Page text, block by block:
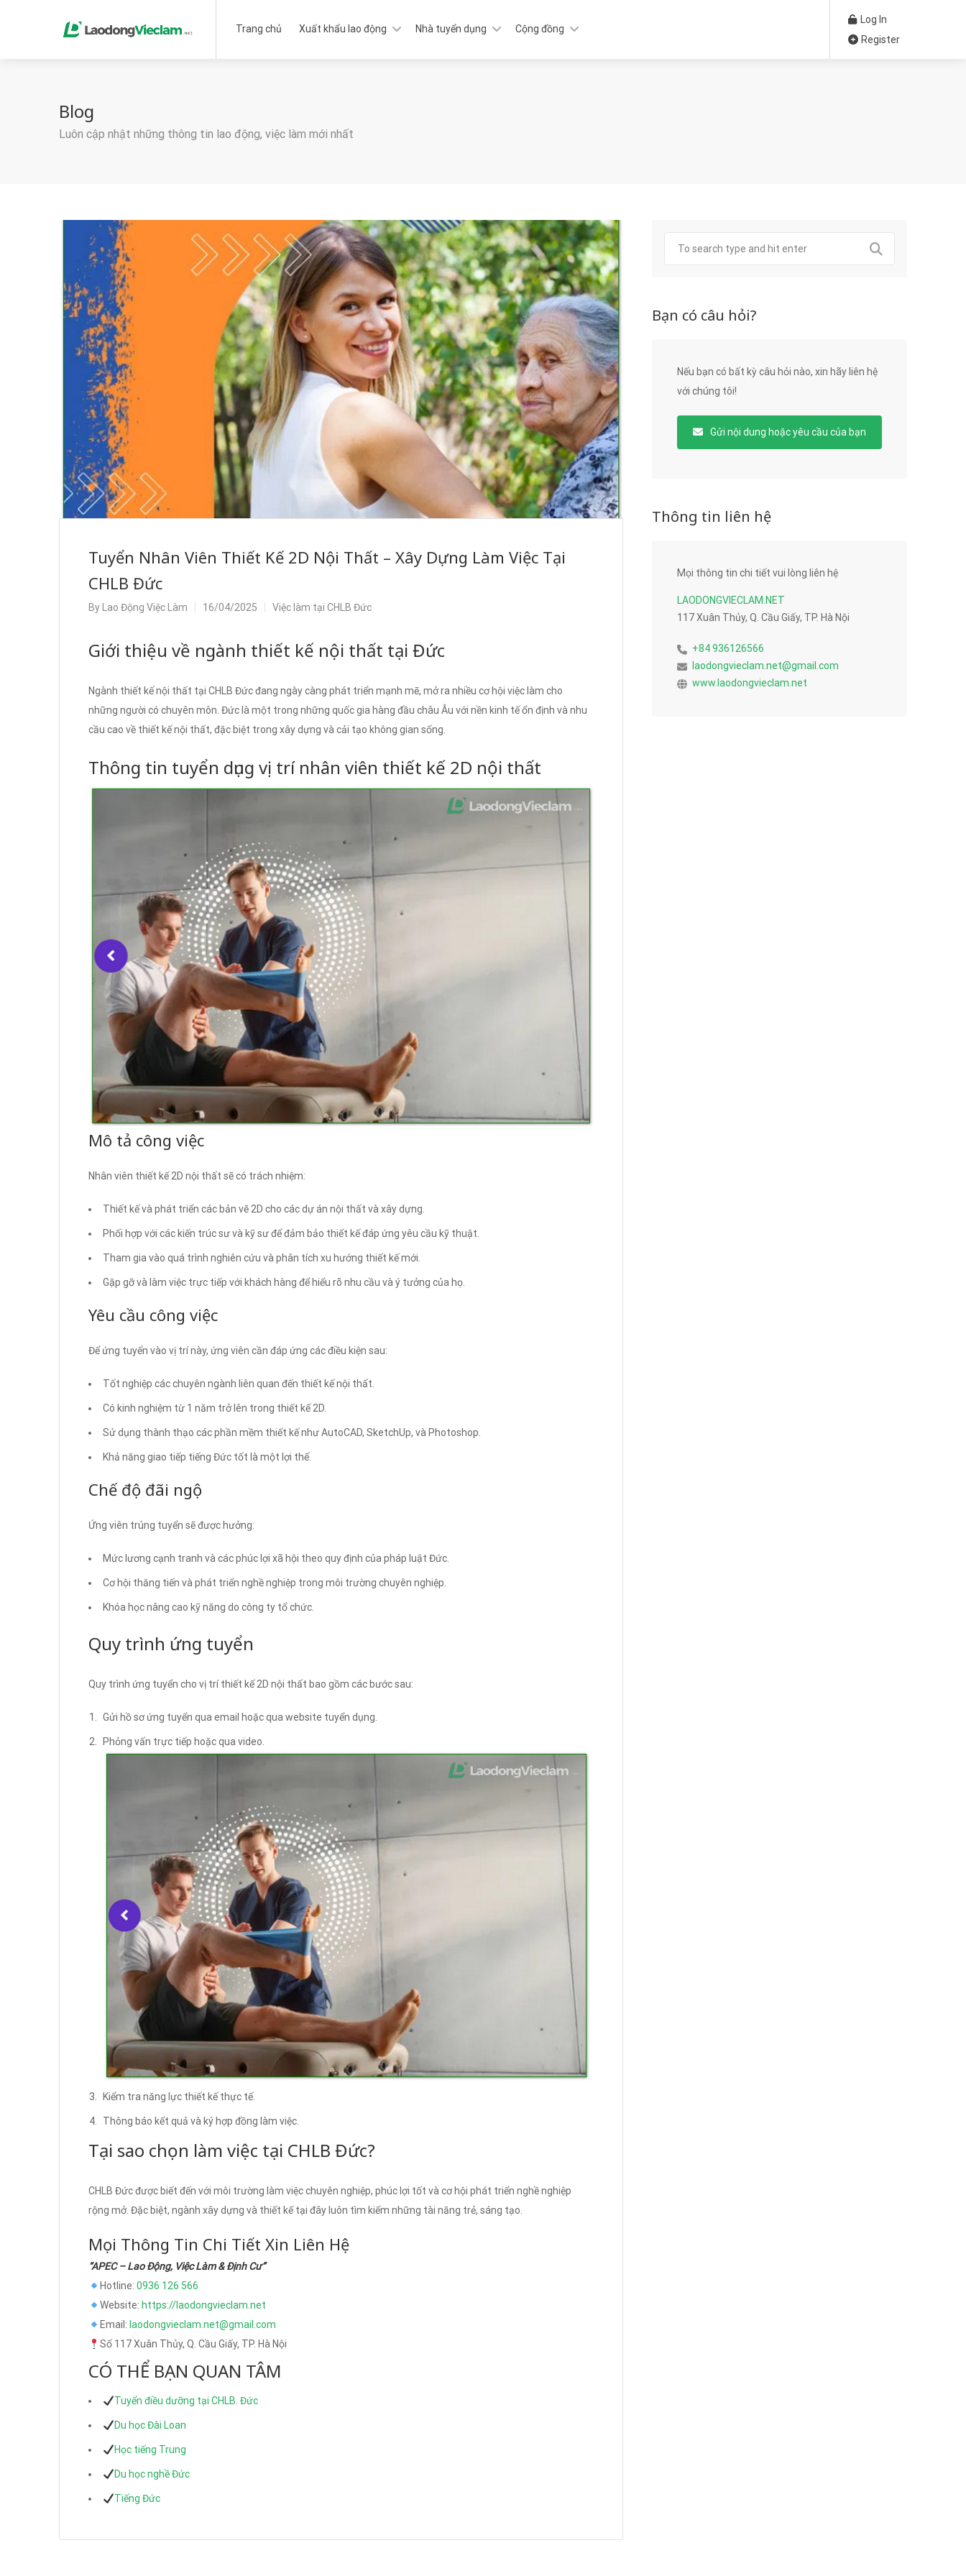
Trang chủ Xuất khẩu lao động Nhà tuyển dụng Cộng đồng
Log In
Register
Blog
Luôn cập nhật những thông tin lao động, việc làm mới nhất
Tuyển Nhân Viên Thiết Kế 2D Nội Thất – Xây Dựng Làm Việc Tại
CHLB Đức
By Lao Động Việc Làm 16/04/2025 Việc làm tại CHLB Đức
Giới thiệu về ngành thiết kế nội thất tại Đức
Ngành thiết kế nội thất tại CHLB Đức đang ngày càng phát triển mạnh mẽ, mở ra nhiều cơ hội việc làm cho
những người có chuyên môn. Đức là một trong những quốc gia hàng đầu châu Âu với nền kinh tế ổn định và nhu
cầu cao về thiết kế nội thất, đặc biệt trong xây dựng và cải tạo không gian sống.
Thông tin tuyển dụng vị trí nhân viên thiết kế 2D nội thất
Mô tả công việc
Nhân viên thiết kế 2D nội thất sẽ có trách nhiệm:
Thiết kế và phát triển các bản vẽ 2D cho các dự án nội thất và xây dựng.
Phối hợp với các kiến trúc sư và kỹ sư để đảm bảo thiết kế đáp ứng yêu cầu kỹ thuật.
Tham gia vào quá trình nghiên cứu và phân tích xu hướng thiết kế mới.
Gặp gỡ và làm việc trực tiếp với khách hàng để hiểu rõ nhu cầu và ý tưởng của họ.
Yêu cầu công việc
Để ứng tuyển vào vị trí này, ứng viên cần đáp ứng các điều kiện sau:
Tốt nghiệp các chuyên ngành liên quan đến thiết kế nội thất.
Có kinh nghiệm từ 1 năm trở lên trong thiết kế 2D.
Sử dụng thành thạo các phần mềm thiết kế như AutoCAD, SketchUp, và Photoshop.
Khả năng giao tiếp tiếng Đức tốt là một lợi thế.
Chế độ đãi ngộ
Ứng viên trúng tuyển sẽ được hưởng:
Mức lương cạnh tranh và các phúc lợi xã hội theo quy định của pháp luật Đức.
Cơ hội thăng tiến và phát triển nghề nghiệp trong môi trường chuyên nghiệp.
Khóa học nâng cao kỹ năng do công ty tổ chức.
Quy trình ứng tuyển
Quy trình ứng tuyển cho vị trí thiết kế 2D nội thất bao gồm các bước sau:
Gửi hồ sơ ứng tuyển qua email hoặc qua website tuyển dụng.
Phỏng vấn trực tiếp hoặc qua video.
Kiểm tra năng lực thiết kế thực tế.
Thông báo kết quả và ký hợp đồng làm việc.
Tại sao chọn làm việc tại CHLB Đức?
CHLB Đức được biết đến với môi trường làm việc chuyên nghiệp, phúc lợi tốt và cơ hội phát triển nghề nghiệp
rộng mở. Đặc biệt, ngành xây dựng và thiết kế tại đây luôn tìm kiếm những tài năng trẻ, sáng tạo.
Mọi Thông Tin Chi Tiết Xin Liên Hệ
“APEC – Lao Động, Việc Làm & Định Cư”
Hotline: 0936 126 566
Website: https://laodongvieclam.net
Email: laodongvieclam.net@gmail.com
Số 117 Xuân Thủy, Q. Cầu Giấy, TP. Hà Nội
CÓ THỂ BẠN QUAN TÂM
Tuyển điều dưỡng tại CHLB. Đức
Du học Đài Loan
Học tiếng Trung
Du học nghề Đức
Tiếng Đức
Bạn có câu hỏi?
Nếu bạn có bất kỳ câu hỏi nào, xin hãy liên hệ
với chúng tôi!
Gửi nội dung hoặc yêu cầu của bạn
Thông tin liên hệ
Mọi thông tin chi tiết vui lòng liên hệ
LAODONGVIECLAM.NET
117 Xuân Thủy, Q. Cầu Giấy, TP. Hà Nội
+84 936126566
laodongvieclam.net@gmail.com
www.laodongvieclam.net